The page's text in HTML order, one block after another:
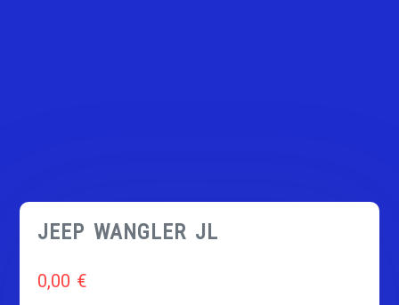
JEEP WANGLER JL
0,00 €